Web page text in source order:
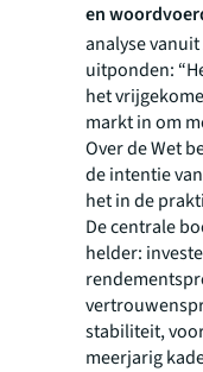
en
analyse
uitponden:
het
markt in om
Over de Wet
de intentie
het in de
De centrale
helder:
stabiliteit,
meerjarig